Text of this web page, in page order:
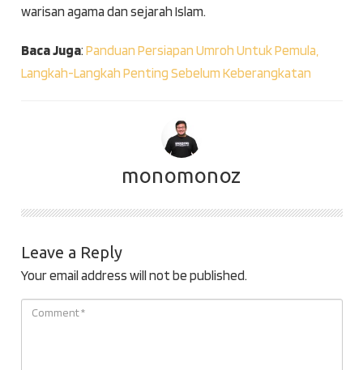
warisan agama dan sejarah Islam.
Baca Juga: Panduan Persiapan Umroh Untuk Pemula,
Langkah-Langkah Penting Sebelum Keberangkatan
monomonoz
Leave a Reply
Your email address will not be published.